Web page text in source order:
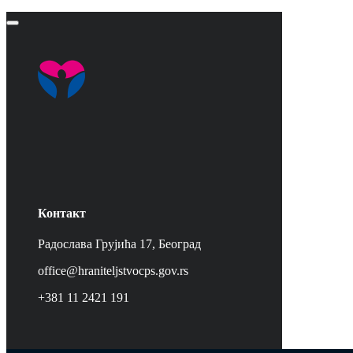
Контакт
Радослава Грујића 17, Београд
office@hraniteljstvocps.gov.rs
+381 11 2421 191